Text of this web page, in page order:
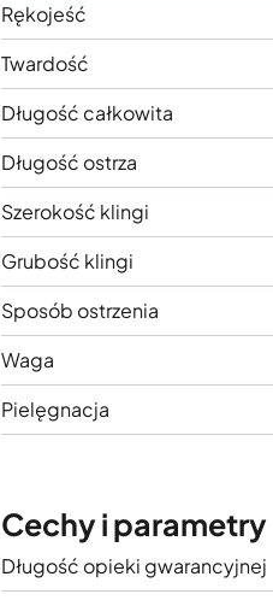
Rękojeść
Twardość
Długość całkowita
Długość ostrza
Szerokość klingi
Grubość klingi
Sposób ostrzenia
Waga
Pielęgnacja
Cechy i parametry
Długość opieki gwarancyjnej